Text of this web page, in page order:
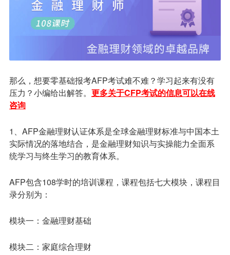
那么，想要零基础报考AFP考试难不难？学习起来有没有
压力？小编给出解答。 更多关于CFP考试的信息可以在线
咨询
1、AFP金融理财认证体系是全球金融理财标准与中国本土
实际情况的落地结合，是金融理财知识与实操能力全面系
统学习与终生学习的教育体系。
AFP包含108学时的培训课程，课程包括七大模块，课程目
录分别为：
模块一：金融理财基础
模块二：家庭综合理财